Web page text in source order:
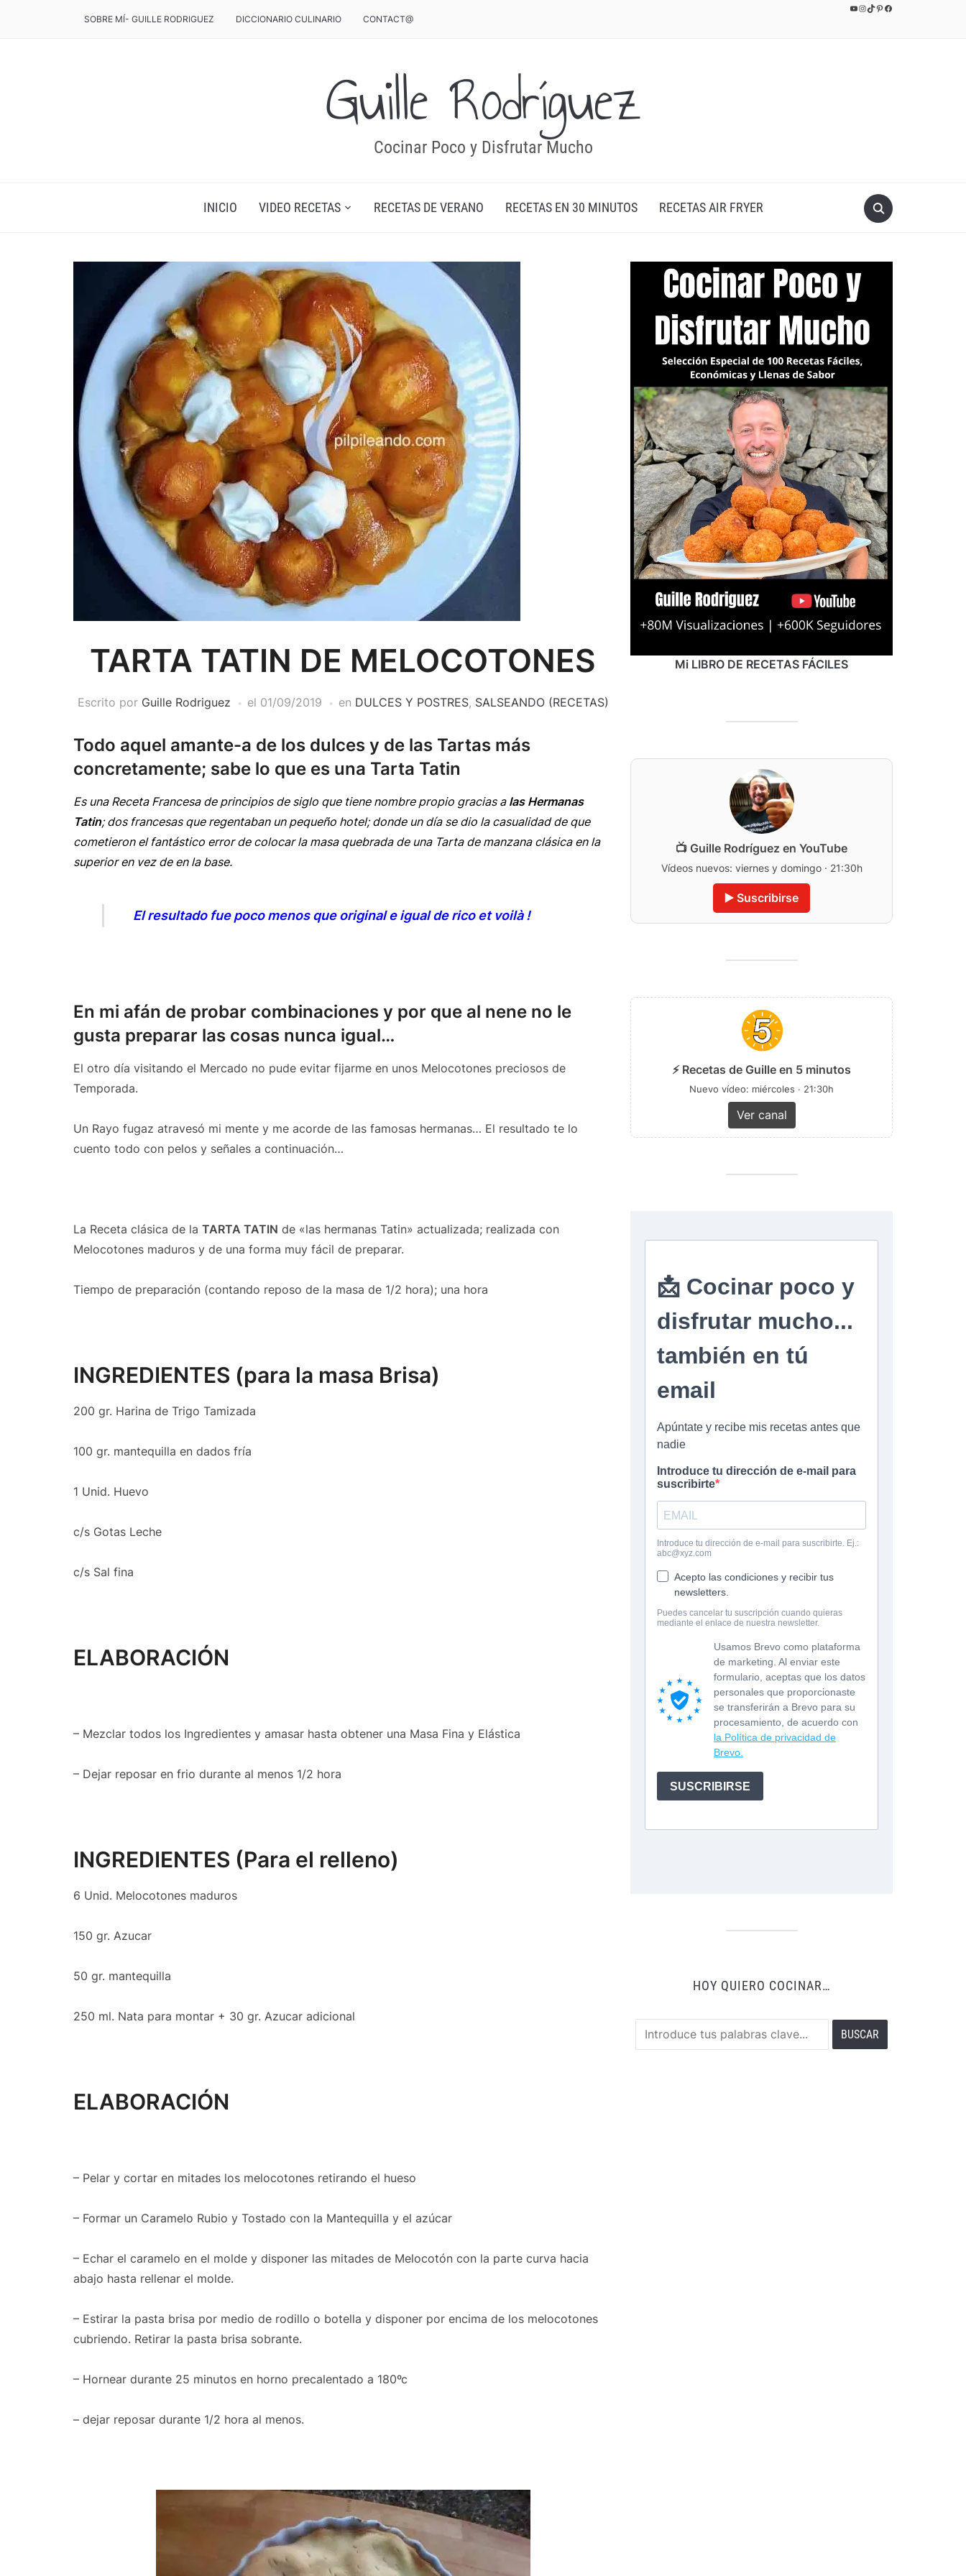
YouTube
Instagram
TikTok
Pinterest
Facebook
SOBRE MÍ- GUILLE RODRIGUEZ DICCIONARIO CULINARIO CONTACT@
Guille Rodríguez
Cocinar Poco y Disfrutar Mucho
INICIO VIDEO RECETAS RECETAS DE VERANO RECETAS EN 30 MINUTOS RECETAS AIR FRYER
TARTA TATIN DE MELOCOTONES
Escrito por Guille Rodriguez el 01/09/2019 en DULCES Y POSTRES, SALSEANDO (RECETAS)
Todo aquel amante-a de los dulces y de las Tartas más
concretamente; sabe lo que es una Tarta Tatin
Es una Receta Francesa de principios de siglo que tiene nombre propio gracias alas Hermanas
Tatin; dos francesas que regentaban un pequeño hotel; donde un día se dio la casualidad de que
cometieron el fantástico error de colocar la masa quebrada de una Tarta de manzana clásica en la
superior en vez de en la base.
El resultado fue poco menos que original e igual de rico et voilà !
En mi afán de probar combinaciones y por que al nene no le
gusta preparar las cosas nunca igual…
El otro día visitando el Mercado no pude evitar fijarme en unos Melocotones preciosos de
Temporada.
Un Rayo fugaz atravesó mi mente y me acorde de las famosas hermanas… El resultado te lo
cuento todo con pelos y señales a continuación…
La Receta clásica de la TARTA TATIN de «las hermanas Tatin» actualizada; realizada con
Melocotones maduros y de una forma muy fácil de preparar.
Tiempo de preparación (contando reposo de la masa de 1/2 hora); una hora
INGREDIENTES (para la masa Brisa)
200 gr. Harina de Trigo Tamizada
100 gr. mantequilla en dados fría
1 Unid. Huevo
c/s Gotas Leche
c/s Sal fina
ELABORACIÓN
– Mezclar todos los Ingredientes y amasar hasta obtener una Masa Fina y Elástica
– Dejar reposar en frio durante al menos 1/2 hora
INGREDIENTES (Para el relleno)
6 Unid. Melocotones maduros
150 gr. Azucar
50 gr. mantequilla
250 ml. Nata para montar + 30 gr. Azucar adicional
ELABORACIÓN
– Pelar y cortar en mitades los melocotones retirando el hueso
– Formar un Caramelo Rubio y Tostado con la Mantequilla y el azúcar
– Echar el caramelo en el molde y disponer las mitades de Melocotón con la parte curva hacia
abajo hasta rellenar el molde.
– Estirar la pasta brisa por medio de rodillo o botella y disponer por encima de los melocotones
cubriendo. Retirar la pasta brisa sobrante.
– Hornear durante 25 minutos en horno precalentado a 180ºc
– dejar reposar durante 1/2 hora al menos.
Mi LIBRO DE RECETAS FÁCILES
📺 Guille Rodríguez en YouTube
Vídeos nuevos: viernes y domingo · 21:30h
▶️ Suscribirse
⚡ Recetas de Guille en 5 minutos
Nuevo vídeo: miércoles · 21:30h
Ver canal
HOY QUIERO COCINAR…